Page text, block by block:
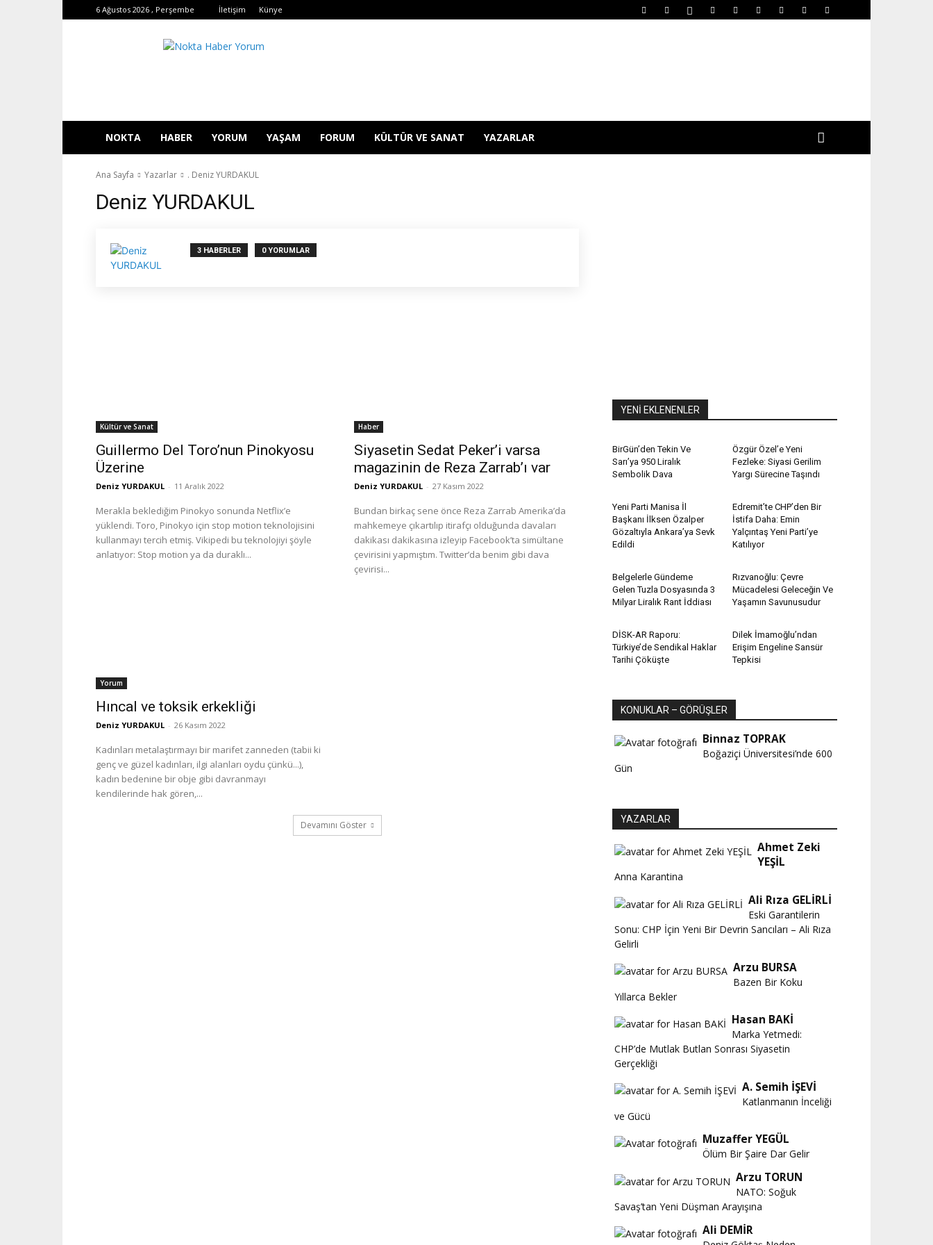
6 Ağustos 2026 , Perşembe İletişim Künye
NOKTA HABER YORUM YAŞAM FORUM KÜLTÜR VE SANAT YAZARLAR
Ana Sayfa Yazarlar . Deniz YURDAKUL
Deniz YURDAKUL
3 HABERLER 0 YORUMLAR
Kültür ve Sanat
Guillermo Del Toro’nun Pinokyosu
Üzerine
Deniz YURDAKUL - 11 Aralık 2022
Merakla beklediğim Pinokyo sonunda Netflix’e
yüklendi. Toro, Pinokyo için stop motion teknolojisini
kullanmayı tercih etmiş. Vikipedi bu teknolojiyi şöyle
anlatıyor: Stop motion ya da duraklı...
Haber
Siyasetin Sedat Peker’i varsa
magazinin de Reza Zarrab’ı var
Deniz YURDAKUL - 27 Kasım 2022
Bundan birkaç sene önce Reza Zarrab Amerika’da
mahkemeye çıkartılıp itirafçı olduğunda davaları
dakikası dakikasına izleyip Facebook’ta simültane
çevirisini yapmıştım. Twitter’da benim gibi dava
çevirisi...
Yorum
Hıncal ve toksik erkekliği
Deniz YURDAKUL - 26 Kasım 2022
Kadınları metalaştırmayı bir marifet zanneden (tabii ki
genç ve güzel kadınları, ilgi alanları oydu çünkü...),
kadın bedenine bir obje gibi davranmayı
kendilerinde hak gören,...
Devamını Göster
YENİ EKLENENLER
BirGün’den Tekin Ve
Sarı’ya 950 Liralık
Sembolik Dava
Özgür Özel’e Yeni
Fezleke: Siyasi Gerilim
Yargı Sürecine Taşındı
Yeni Parti Manisa İl
Başkanı İlksen Özalper
Gözaltıyla Ankara’ya Sevk
Edildi
Edremit’te CHP’den Bir
İstifa Daha: Emin
Yalçıntaş Yeni Parti’ye
Katılıyor
Belgelerle Gündeme
Gelen Tuzla Dosyasında 3
Milyar Liralık Rant İddiası
Rızvanoğlu: Çevre
Mücadelesi Geleceğin Ve
Yaşamın Savunusudur
DİSK-AR Raporu:
Türkiye’de Sendikal Haklar
Tarihi Çöküşte
Dilek İmamoğlu’ndan
Erişim Engeline Sansür
Tepkisi
KONUKLAR – GÖRÜŞLER
Binnaz TOPRAK
Boğaziçi Üniversitesi’nde 600
Gün
YAZARLAR
Ahmet Zeki
YEŞİL
Anna Karantina
Ali Rıza GELİRLİ
Eski Garantilerin
Sonu: CHP İçin Yeni Bir Devrin Sancıları – Ali Rıza
Gelirli
Arzu BURSA
Bazen Bir Koku
Yıllarca Bekler
Hasan BAKİ
Marka Yetmedi:
CHP’de Mutlak Butlan Sonrası Siyasetin
Gerçekliği
A. Semih İŞEVİ
Katlanmanın İnceliği
ve Gücü
Muzaffer YEGÜL
Ölüm Bir Şaire Dar Gelir
Arzu TORUN
NATO: Soğuk
Savaş’tan Yeni Düşman Arayışına
Ali DEMİR